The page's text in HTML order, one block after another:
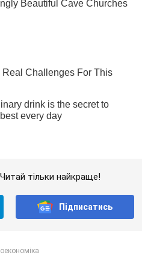
тільки найкраще!
Підписатись